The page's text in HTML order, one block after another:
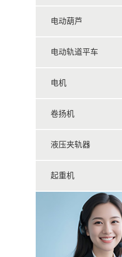
电动葫芦
电动轨道平车
电机
卷扬机
液压夹轨器
起重机